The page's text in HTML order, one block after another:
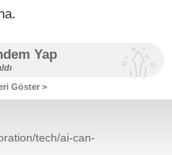
Yap
Göster >
tech/ai-can-